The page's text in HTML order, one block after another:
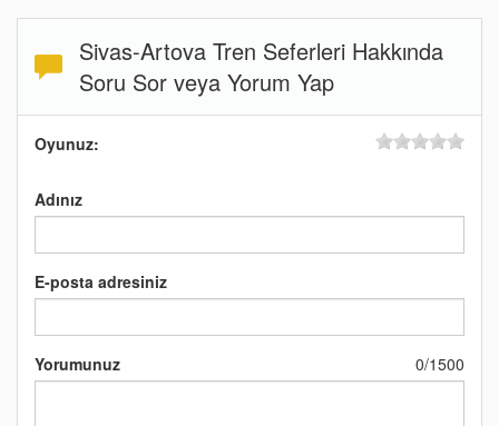
Sivas-Artova Tren Seferleri Hakkında
Soru Sor veya Yorum Yap
Oyunuz:
Adınız
E-posta adresiniz
Yorumunuz 0/1500